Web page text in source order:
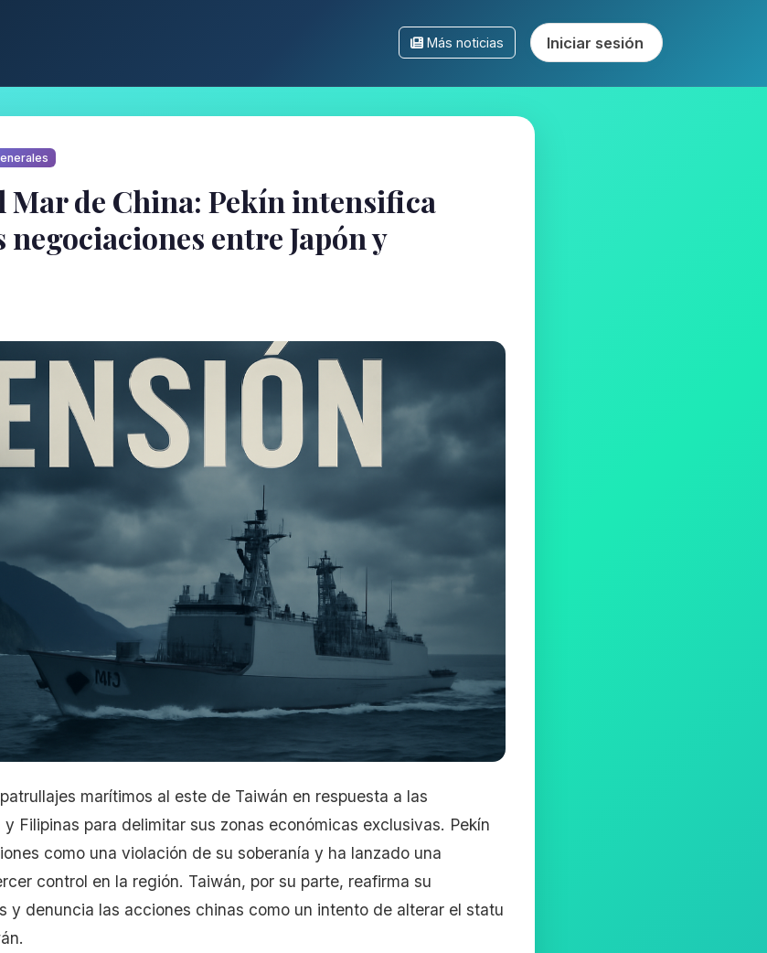
Más noticias Iniciar sesión
Mar de China: Pekín intensifica
entre Japón y
marítimos al este de Taiwán en respuesta a las
Filipinas para delimitar sus zonas económicas exclusivas. Pekín
como una violación de su soberanía y ha lanzado una
control en la región. Taiwán, por su parte, reafirma su
y denuncia las acciones chinas como un intento de alterar el statu